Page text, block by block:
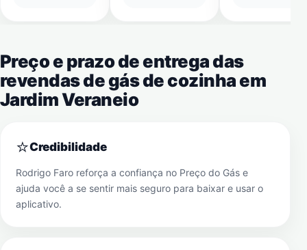
Preço e prazo de entrega das
revendas de gás de cozinha em
Jardim Veraneio
⭐Credibilidade
Rodrigo Faro reforça a confiança no Preço do Gás e
ajuda você a se sentir mais seguro para baixar e usar o
aplicativo.